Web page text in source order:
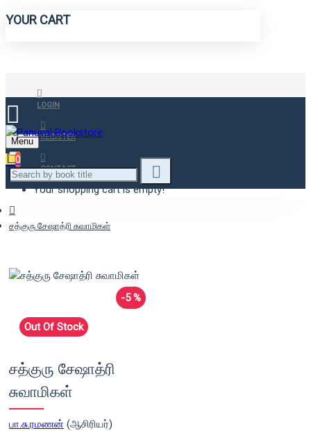
YOUR CART
LOGIN
REGISTER
CONTACT
Menu
0
Your shopping cart is empty!
சத்குரு சேஷாத்ரி சுவாமிகள்
-5 %
Out Of Stock
சத்குரு சேஷாத்ரி
சுவாமிகள்
பா.சு.ரமணன் (ஆசிரியர்)